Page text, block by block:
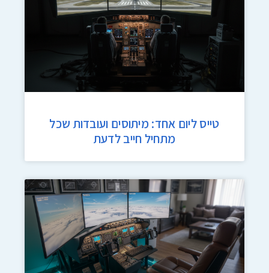
טייס ליום אחד: מיתוסים ועובדות שכל
מתחיל חייב לדעת